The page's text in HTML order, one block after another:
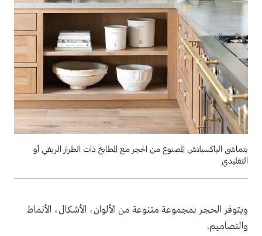
يتماشى الباكسبلاش المصنوع من الحجر مع المطابخ ذات الطراز الريفي أو
التقليدي
ويتوفر الحجر بمجموعة متنوعة من الألوان، الأشكال، الأنماط
والتصاميم.